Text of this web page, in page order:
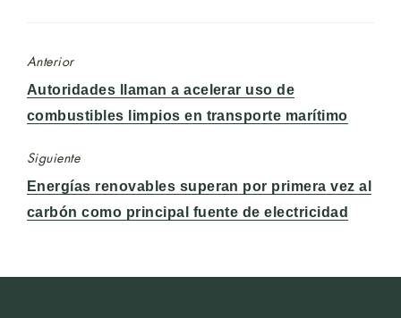
Anterior
Entrada
anterior:
Autoridades llaman a acelerar uso de
combustibles limpios en transporte marítimo
Siguiente
Entrada
siguiente:
Energías renovables superan por primera vez al
carbón como principal fuente de electricidad